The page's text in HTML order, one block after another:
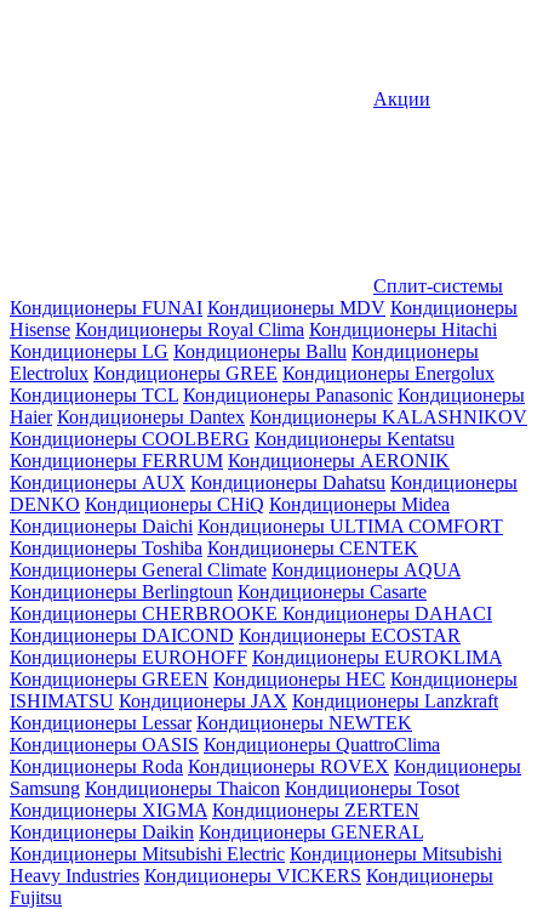
Акции
Сплит-системы
Кондиционеры FUNAI Кондиционеры MDV Кондиционеры
Hisense Кондиционеры Royal Clima Кондиционеры Hitachi
Кондиционеры LG Кондиционеры Ballu Кондиционеры
Electrolux Кондиционеры GREE Кондиционеры Energolux
Кондиционеры TCL Кондиционеры Panasonic Кондиционеры
Haier Кондиционеры Dantex Кондиционеры KALASHNIKOV
Кондиционеры СOOLBERG Кондиционеры Kentatsu
Кондиционеры FERRUM Кондиционеры AERONIK
Кондиционеры AUX Кондиционеры Dahatsu Кондиционеры
DENKO Кондиционеры CHiQ Кондиционеры Midea
Кондиционеры Daichi Кондиционеры ULTIMA COMFORT
Кондиционеры Toshiba Кондиционеры CENTEK
Кондиционеры General Climate Кондиционеры AQUA
Кондиционеры Berlingtoun Кондиционеры Casarte
Кондиционеры CHERBROOKE Кондиционеры DAHACI
Кондиционеры DAICOND Кондиционеры ECOSTAR
Кондиционеры EUROHOFF Кондиционеры EUROKLIMA
Кондиционеры GREEN Кондиционеры HEC Кондиционеры
ISHIMATSU Кондиционеры JAX Кондиционеры Lanzkraft
Кондиционеры Lessar Кондиционеры NEWTEK
Кондиционеры OASIS Кондиционеры QuattroClima
Кондиционеры Roda Кондиционеры ROVEX Кондиционеры
Samsung Кондиционеры Thaicon Кондиционеры Tosot
Кондиционеры XIGMA Кондиционеры ZERTEN
Кондиционеры Daikin Кондиционеры GENERAL
Кондиционеры Mitsubishi Electric Кондиционеры Mitsubishi
Heavy Industries Кондиционеры VICKERS Кондиционеры
Fujitsu